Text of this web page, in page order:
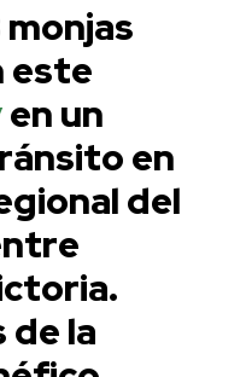
monjas
este
en un
en
del
de la